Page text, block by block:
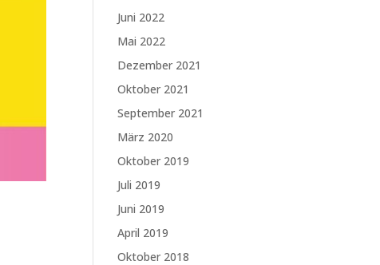
Juni 2022
Mai 2022
Dezember 2021
Oktober 2021
September 2021
März 2020
Oktober 2019
Juli 2019
Juni 2019
April 2019
Oktober 2018